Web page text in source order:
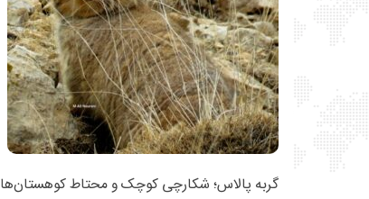
گربه پالاس؛ شکارچی کوچک و محتاط کوهستان‌ها